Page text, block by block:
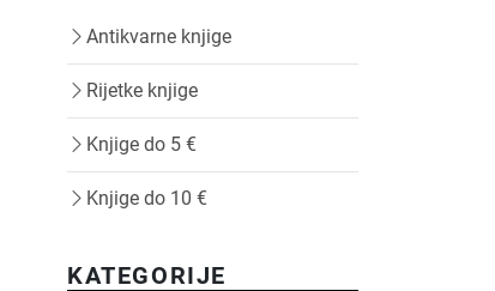
Antikvarne knjige
Rijetke knjige
Knjige do 5 €
Knjige do 10 €
KATEGORIJE